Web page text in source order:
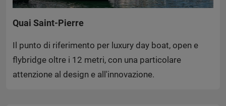
Quai Saint-Pierre
Il punto di riferimento per luxury day boat, open e
flybridge oltre i 12 metri, con una particolare
attenzione al design e all'innovazione.